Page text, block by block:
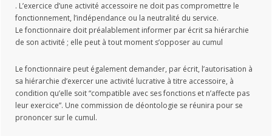
. L’exercice d’une activité accessoire ne doit pas compromettre le
fonctionnement, l’indépendance ou la neutralité du service.
Le fonctionnaire doit préalablement informer par écrit sa hiérarchie
de son activité ; elle peut à tout moment s’opposer au cumul
Le fonctionnaire peut également demander, par écrit, l’autorisation à
sa hiérarchie d’exercer une activité lucrative à titre accessoire, à
condition qu’elle soit “compatible avec ses fonctions et n’affecte pas
leur exercice”. Une commission de déontologie se réunira pour se
prononcer sur le cumul.